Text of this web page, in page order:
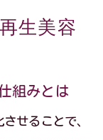
生美容
組みとは
せることで、